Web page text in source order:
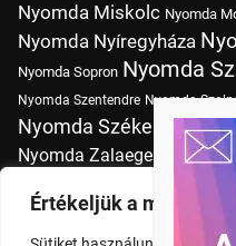
Értékeljük a
Nyomda Miskolc Nyomda
Nyomda Nyíregyháza
Nyomda Sopron Nyomda
Nyomda Szentendre Nyomda
Nyomda Székesfehérvár
Nyomda Zalaegerszeg
Nyomtatás
Pólónyomtatás Budapesten